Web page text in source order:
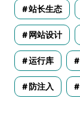
站长生态
网站设计
运行库
防注入